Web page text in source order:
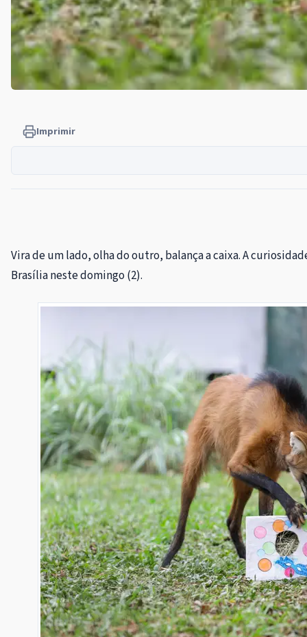
Imprimir
Vira de um lado, olha do outro, balança a caixa. A
Brasília neste domingo (2).